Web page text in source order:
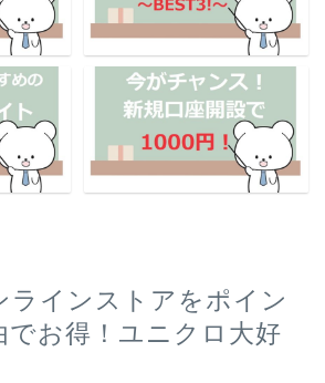
ラインストアをポイン
でお得！ユニクロ大好